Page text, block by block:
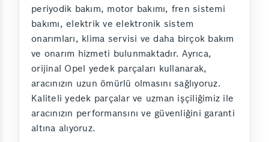
periyodik bakım, motor bakımı, fren sistemi
bakımı, elektrik ve elektronik sistem
onarımları, klima servisi ve daha birçok bakım
ve onarım hizmeti bulunmaktadır. Ayrıca,
orijinal Opel yedek parçaları kullanarak,
aracınızın uzun ömürlü olmasını sağlıyoruz.
Kaliteli yedek parçalar ve uzman işçiliğimiz ile
aracınızın performansını ve güvenliğini garanti
altına alıyoruz.